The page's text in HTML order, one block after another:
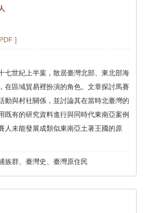
]
世紀上半葉，散居臺灣北部、東北部海
在區域貿易裡扮演的角色。文章探討馬賽
動與村社關係，並討論其在當時北臺灣的
既有的研究資料進行與同時代東南亞案例
人未能發展成類似東南亞土著王國的原
族群、臺灣史、臺灣原住民